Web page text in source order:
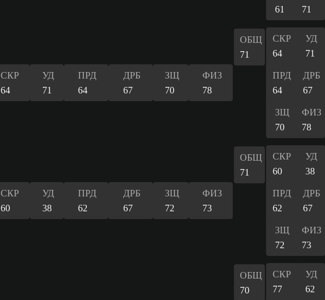
61
71
СКР
64
УД
71
ПРД
64
ДРБ
67
ЗЩ
70
ФИЗ
78
ОБЩ
71
СКР
64
УД
71
ПРД
64
ДРБ
67
ЗЩ
70
ФИЗ
78
СКР
60
УД
38
ПРД
62
ДРБ
67
ЗЩ
72
ФИЗ
73
ОБЩ
71
СКР
60
УД
38
ПРД
62
ДРБ
67
ЗЩ
72
ФИЗ
73
ОБЩ
70
СКР
77
УД
62